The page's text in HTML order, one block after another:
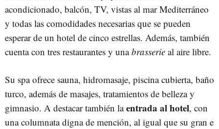
acondicionado, balcón, TV, vistas al mar Mediterráneo
y todas las comodidades necesarias que se pueden
esperar de un hotel de cinco estrellas. Además, también
cuenta con tres restaurantes y unabrasserie al aire libre.
Su spa ofrece sauna, hidromasaje, piscina cubierta, baño
turco, además de masajes, tratamientos de belleza y
gimnasio. A destacar también laentrada al hotel, con
una columnata digna de mención, al igual que su gran e